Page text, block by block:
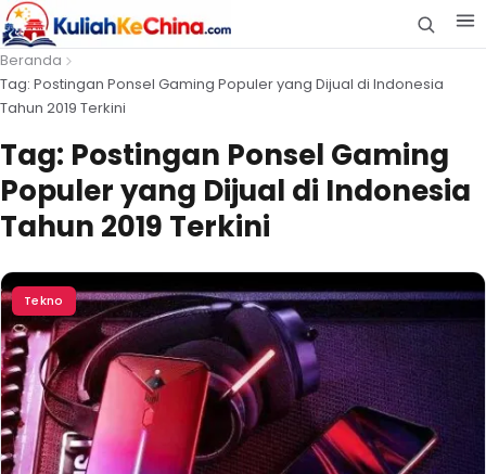
Beranda
Tag: Postingan Ponsel Gaming Populer yang Dijual di Indonesia
Tahun 2019 Terkini
Tag: Postingan Ponsel Gaming
Populer yang Dijual di Indonesia
Tahun 2019 Terkini
Tekno